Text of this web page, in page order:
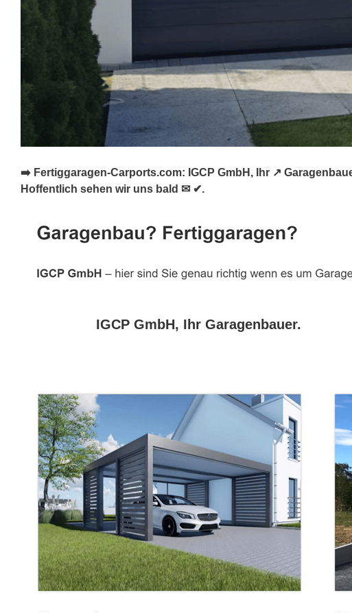
➡️ Fertiggaragen-Carports.com: IGCP GmbH, Ihr ↗️
Hoffentlich sehen wir uns bald ✉ ✔.
IGCP GmbH, Ihr Garagenbauer.